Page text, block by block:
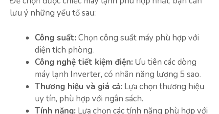
lưu ý những yếu tố sau:
Công suất: Chọn công suất máy phù hợp với
diện tích phòng.
Công nghệ tiết kiệm điện: Ưu tiên các dòng
máy lạnh Inverter, có nhãn năng lượng 5 sao.
Thương hiệu và giá cả: Lựa chọn thương hiệu
uy tín, phù hợp với ngân sách.
Tính năng: Lựa chọn các tính năng phù hợp với